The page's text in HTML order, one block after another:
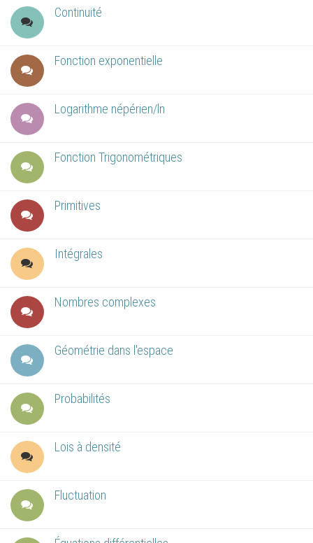
Continuité
Fonction exponentielle
Logarithme népérien/ln
Fonction Trigonométriques
Primitives
Intégrales
Nombres complexes
Géométrie dans l'espace
Probabilités
Lois à densité
Fluctuation